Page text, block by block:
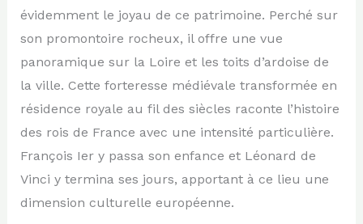
évidemment le joyau de ce patrimoine. Perché sur
son promontoire rocheux, il offre une vue
panoramique sur la Loire et les toits d’ardoise de
la ville. Cette forteresse médiévale transformée en
résidence royale au fil des siècles raconte l’histoire
des rois de France avec une intensité particulière.
François Ier y passa son enfance et Léonard de
Vinci y termina ses jours, apportant à ce lieu une
dimension culturelle européenne.